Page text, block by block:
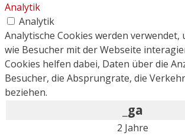
Analytik
Analytik
Analytische Cookies werden verwendet,
wie Besucher mit der Webseite
Cookies helfen dabei, Daten über die
Besucher, die Absprungrate, die
beziehen.
_ga
2 Jahre